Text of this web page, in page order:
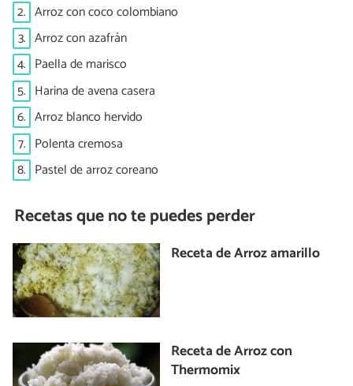
2. Arroz con coco colombiano
3. Arroz con azafrán
4. Paella de marisco
5. Harina de avena casera
6. Arroz blanco hervido
7. Polenta cremosa
8. Pastel de arroz coreano
Recetas que no te puedes perder
Receta de Arroz amarillo
Receta de Arroz con
Thermomix